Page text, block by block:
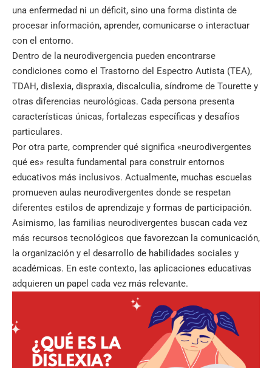
una enfermedad ni un déficit, sino una forma distinta de
procesar información, aprender, comunicarse o interactuar
con el entorno.
Dentro de la neurodivergencia pueden encontrarse
condiciones como el Trastorno del Espectro Autista (TEA),
TDAH, dislexia, dispraxia, discalculia, síndrome de Tourette y
otras diferencias neurológicas. Cada persona presenta
características únicas, fortalezas específicas y desafíos
particulares.
Por otra parte, comprender qué significa «neurodivergentes
qué es» resulta fundamental para construir entornos
educativos más inclusivos. Actualmente, muchas escuelas
promueven aulas neurodivergentes donde se respetan
diferentes estilos de aprendizaje y formas de participación.
Asimismo, las familias neurodivergentes buscan cada vez
más recursos tecnológicos que favorezcan la comunicación,
la organización y el desarrollo de habilidades sociales y
académicas. En este contexto, las aplicaciones educativas
adquieren un papel cada vez más relevante.